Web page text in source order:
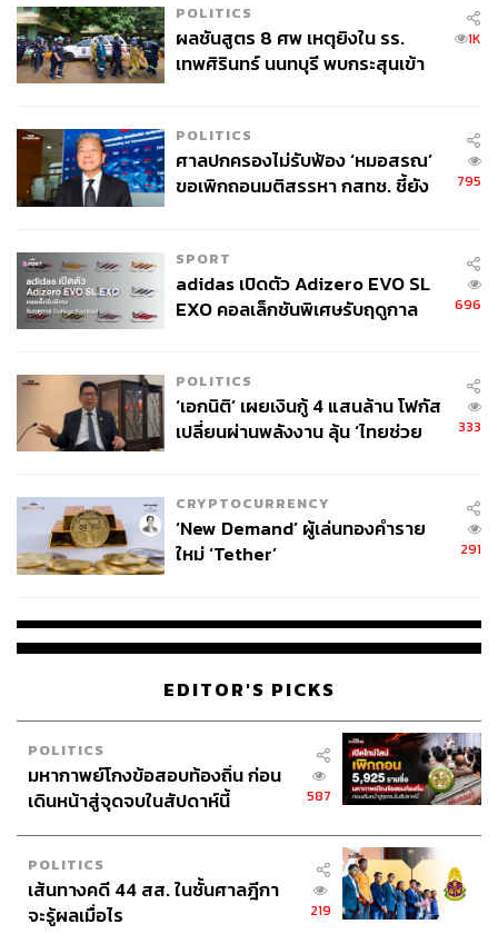
ติดตามภาพข่าวและสถานการณ์ร้านอาหารในย่านอื่นๆ เพิ่ม
เติมได้ที่
https://thestandard.co/thonglor-ekkamai-road-30046
4/
TAGS: ช่างชุ่ย ร้านอาหาร ร้านย่างเนย
127
วรรษชล คัวดรี้
POP
ช่างภาพประจำสำนักข่าว THE STANDARD
POLITICS
ผลชันสูตร 8 ศพ เหตุยิงใน รร.
เทพศิรินทร์ นนทบุรี พบกระสุนเข้า
1K
POLITICS
ศาลปกครองไม่รับฟ้อง ‘หมอสรณ’
ขอเพิกถอนมติสรรหา กสทช. ชี้ยัง
795
SPORT
adidas เปิดตัว Adizero EVO SL
EXO คอลเล็กชันพิเศษรับฤดูกาล
696
POLITICS
‘เอกนิติ’ เผยเงินกู้ 4 แสนล้าน โฟกัส
เปลี่ยนผ่านพลังงาน ลุ้น ‘ไทยช่วย
333
CRYPTOCURRENCY
‘New Demand’ ผู้เล่นทองคำราย
ใหม่ ‘Tether’
291
EDITOR'S PICKS
POLITICS
มหากาพย์โกงข้อสอบท้องถิ่น ก่อน
เดินหน้าสู่จุดจบในสัปดาห์นี้
587
POLITICS
เส้นทางคดี 44 สส. ในชั้นศาลฎีกา
จะรู้ผลเมื่อไร
219